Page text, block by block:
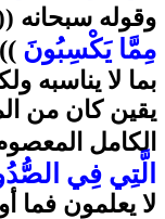
وقوله سبحانه
مِمَّا يَكْسِبُونَ ))
بما لا يناسبه
يقين كان من
الكامل
الَّتِي فِي
لا يعلمون فما